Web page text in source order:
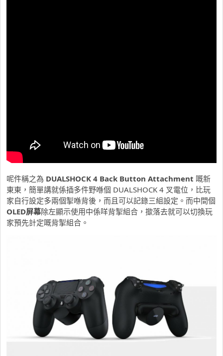
呢件稱之為 DUALSHOCK 4 Back Button Attachment 嘅新
東東，簡單講就係插多件野喺個 DUALSHOCK 4 叉電位，比玩
家自行設定多兩個掣喺背後，而且可以記錄三組設定。而中間個
OLED屏幕除左顯示使用中係咩背掣組合，撳落去就可以切換玩
家預先計定嘅背掣組合。